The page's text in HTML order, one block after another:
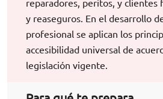
reparadores, peritos, y clientes
y reaseguros. En el desarrollo
profesional se aplican los
accesibilidad universal de
legislación vigente.